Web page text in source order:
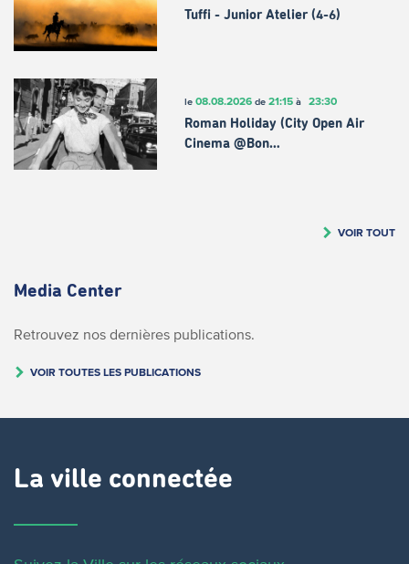
Tuffi - Junior Atelier (4-6)
le 08.08.2026de 21:15à 23:30
Roman Holiday (City Open Air
Cinema @Bon…
VOIR TOUT
Media Center
Retrouvez nos dernières publications.
VOIR TOUTES LES PUBLICATIONS
La ville connectée